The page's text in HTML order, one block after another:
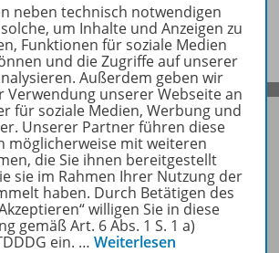
Newsletter anmelden
neben technisch notwendigen
um Inhalte und Anzeigen zu
Funktionen für soziale Medien
und die Zugriffe auf unserer
Außerdem geben wir
Verwendung unserer Webseite an
für soziale Medien, Werbung und
Unserer Partner führen diese
möglicherweise mit weiteren
die Sie ihnen bereitgestellt
sie im Rahmen Ihrer Nutzung der
haben. Durch Betätigen des
willigen Sie in diese
gemäß Art. 6 Abs. 1 S. 1 a)
ein. … Weiterlesen